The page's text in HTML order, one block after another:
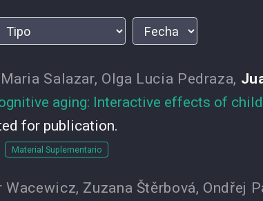
Salazar, Olga Lucia Pedraza,
aging: Interactive effects of
for publication.
Material Suplementario
Wacewicz, Zuzana Štěrbová, Ondřej